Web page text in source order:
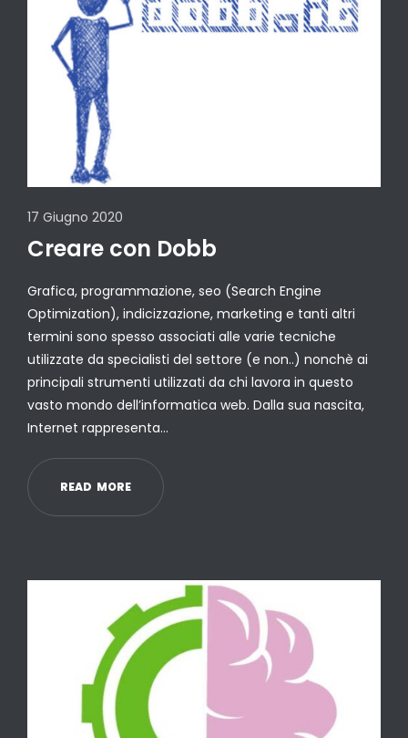
17 Giugno 2020
Creare con Dobb
Grafica, programmazione, seo (Search Engine
Optimization), indicizzazione, marketing e tanti altri
termini sono spesso associati alle varie tecniche
utilizzate da specialisti del settore (e non..) nonchè ai
principali strumenti utilizzati da chi lavora in questo
vasto mondo dell’informatica web. Dalla sua nascita,
Internet rappresenta…
READ MORE